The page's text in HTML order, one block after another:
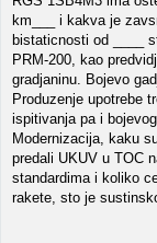
km___ i kakva je
bistaticnosti od ____
PRM-200, kao
gradjaninu. Bojevo
Produzenje upotrebe
ispitivanja pa i
Modernizacija, kaku
predali UKUV u TOC
standardima i koliko
rakete, sto je